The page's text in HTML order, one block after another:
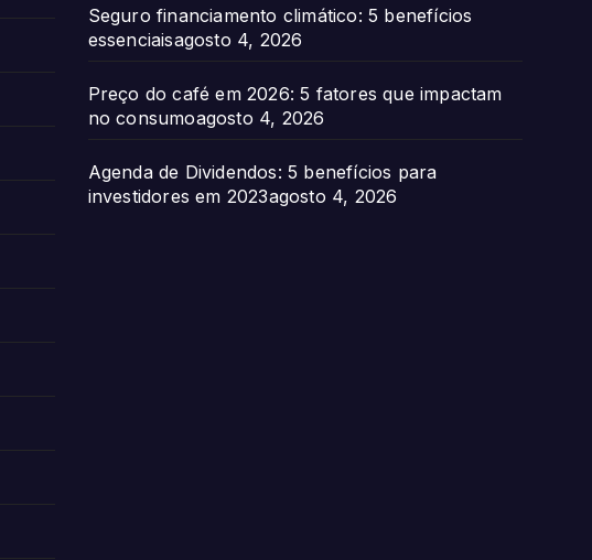
Seguro financiamento climático: 5 benefícios
essenciaisagosto 4, 2026
Preço do café em 2026: 5 fatores que impactam
no consumoagosto 4, 2026
Agenda de Dividendos: 5 benefícios para
investidores em 2023agosto 4, 2026